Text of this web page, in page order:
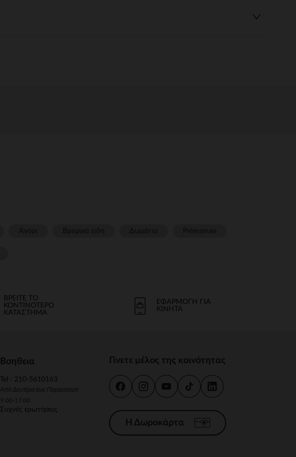
ΒΡΕΊΤΕ ΤΟ
ΚΟΝΤΙΝΌΤΕΡΟ
ΚΑΤΆΣΤΗΜΑ
ΕΦΑΡΜΟΓΉ ΓΙΑ
ΚΙΝΗΤΆ
Βοηθεια
Tel : 210-5610163
Από Δευτέρα έως Παρασκευή
9.00-17.00
Συχνές ερωτήσεις
Γίνετε μέλος της κοινότητας
Η Δωροκάρτα